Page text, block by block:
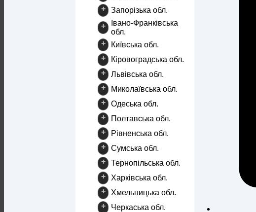
+
Запорізька обл.
+
Івано-Франківська
обл.
+
Київська обл.
+
Кіровоградська обл.
+
Львівська обл.
+
Миколаївська обл.
+
Одеська обл.
+
Полтавська обл.
+
Рівненська обл.
+
Сумська обл.
+
Тернопільська обл.
+
Харківська обл.
+
Хмельницька обл.
+
Черкаська обл.